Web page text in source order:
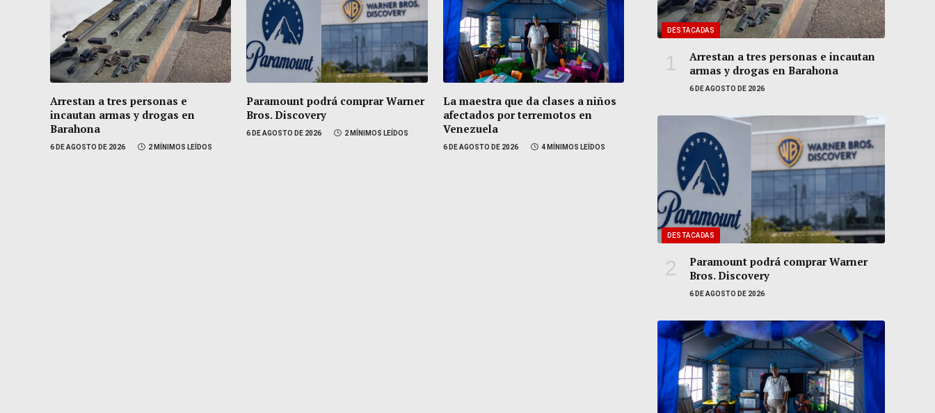
Arrestan a tres personas e
incautan armas y drogas en
Barahona
6 DE AGOSTO DE 2026 2 MÍNIMOS LEÍDOS
Paramount podrá comprar Warner
Bros. Discovery
6 DE AGOSTO DE 2026 2 MÍNIMOS LEÍDOS
La maestra que da clases a niños
afectados por terremotos en
Venezuela
6 DE AGOSTO DE 2026 4 MÍNIMOS LEÍDOS
DESTACADAS
Arrestan a tres personas e incautan
armas y drogas en Barahona
6 DE AGOSTO DE 2026
DESTACADAS
Paramount podrá comprar Warner
Bros. Discovery
6 DE AGOSTO DE 2026